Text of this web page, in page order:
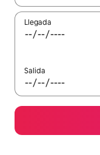
Llegada
Salida